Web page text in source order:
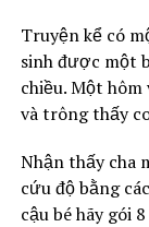
Truyện kể có
sinh được một
chiều. Một
và trông thấy
Nhận thấy cha
cứu độ bằng
cậu bé hãy gói